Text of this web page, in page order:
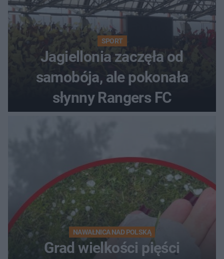
SPORT
Jagiellonia zaczęła od
samobója, ale pokonała
słynny Rangers FC
NAWAŁNICA NAD POLSKĄ
Grad wielkości pięści